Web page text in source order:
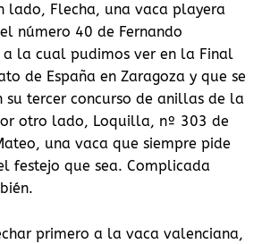
lado, Flecha, una vaca playera
número 40 de Fernando
a la cual pudimos ver en la Final
de España en Zaragoza y que se
su tercer concurso de anillas de la
otro lado, Loquilla, nº 303 de
una vaca que siempre pide
festejo que sea. Complicada
primero a la vaca valenciana,